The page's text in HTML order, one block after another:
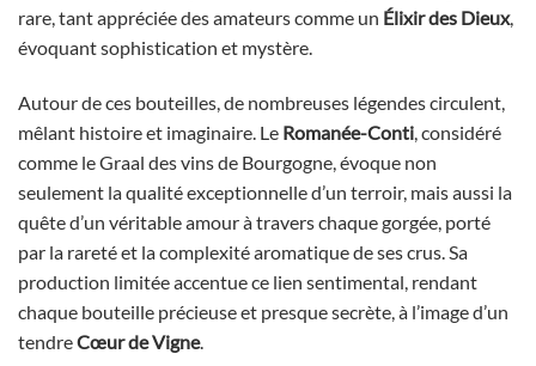
rare, tant appréciée des amateurs comme un Élixir des Dieux,
évoquant sophistication et mystère.
Autour de ces bouteilles, de nombreuses légendes circulent,
mêlant histoire et imaginaire. Le Romanée-Conti , considéré
comme le Graal des vins de Bourgogne, évoque non
seulement la qualité exceptionnelle d’un terroir, mais aussi la
quête d’un véritable amour à travers chaque gorgée, porté
par la rareté et la complexité aromatique de ses crus. Sa
production limitée accentue ce lien sentimental, rendant
chaque bouteille précieuse et presque secrète, à l’image d’un
tendreCœur de Vigne.